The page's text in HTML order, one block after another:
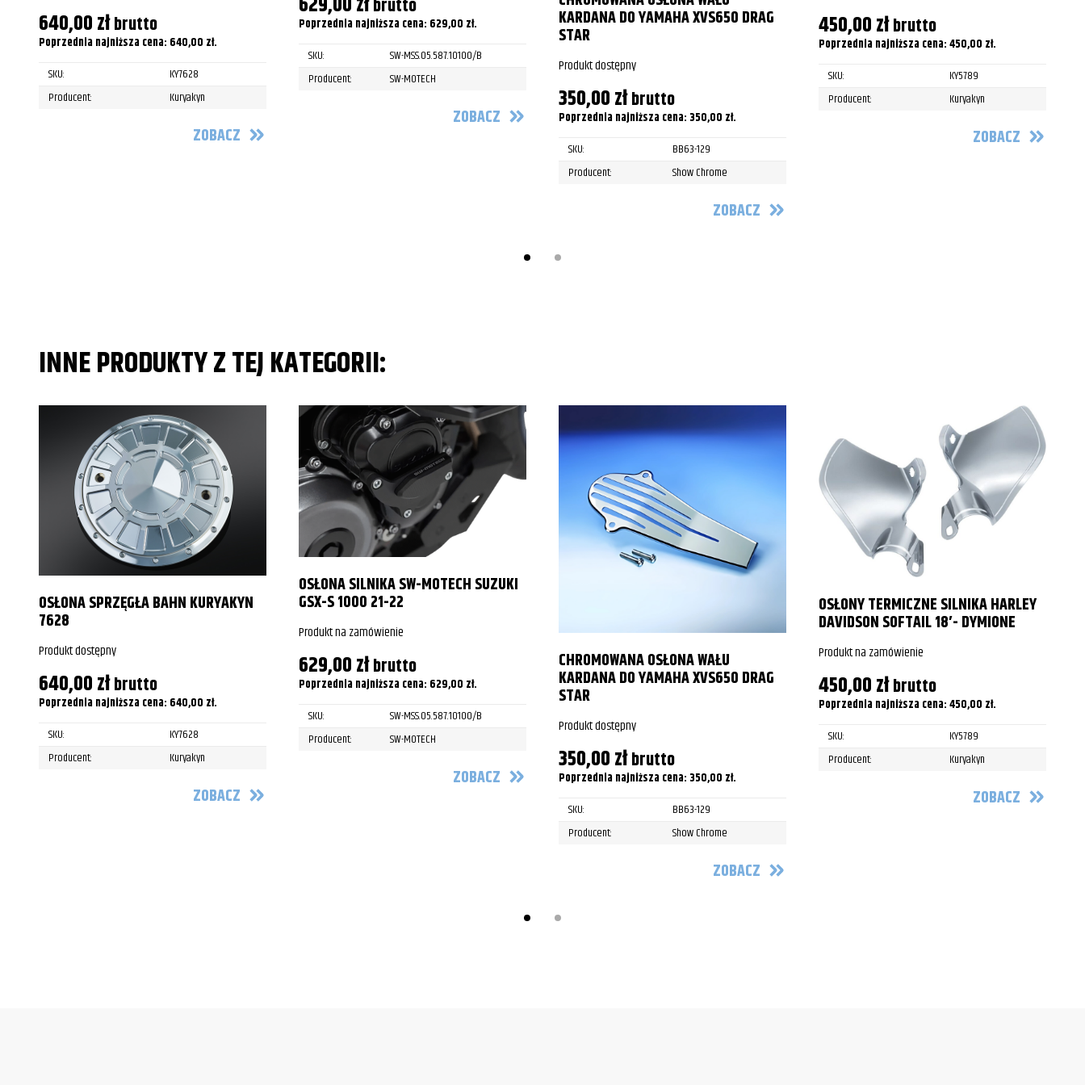
Harley-Davidson
FLTR/FLTRK/FLTRU/FLTRX/FLTRXS Road Glide
Harley-Davidson
2002
Harley-Davidson
FLTR/FLTRK/FLTRU/FLTRX/FLTRXS Road Glide
Harley-Davidson
FLTR/FLTRK/FLTRU/FLTRX/FLTRXS Road Glide
640,00złbrutto
Poprzednia najniższa cena: 640,00 zł.
SKU:
KY7628
Producent:
Kuryakyn
ZOBACZ
brutto
Poprzednia najniższa cena: 629,00 zł.
SKU:
SW-MSS.05.587.10100/B
Producent:
SW-MOTECH
ZOBACZ
KARDANA DO YAMAHA XVS650 DRAG
STAR
Produkt dostępny
350,00złbrutto
Poprzednia najniższa cena: 350,00 zł.
SKU:
BB63-129
Producent:
Show Chrome
ZOBACZ
450,00złbrutto
Poprzednia najniższa cena:450,00 zł.
SKU:
KY5789
Producent:
Kuryakyn
ZOBACZ
INNE PRODUKTY Z TEJ KATEGORII:
OSŁONA SPRZĘGŁA BAHN KURYAKYN
7628
Produkt dostępny
640,00złbrutto
Poprzednia najniższa cena: 640,00 zł.
SKU:
KY7628
Producent:
Kuryakyn
ZOBACZ
OSŁONA SILNIKA SW-MOTECH SUZUKI
GSX-S 1000 21-22
Produkt na zamówienie
629,00złbrutto
Poprzednia najniższa cena: 629,00 zł.
SKU:
SW-MSS.05.587.10100/B
Producent:
SW-MOTECH
ZOBACZ
CHROMOWANA OSŁONA WAŁU
KARDANA DO YAMAHA XVS650 DRAG
STAR
Produkt dostępny
350,00złbrutto
Poprzednia najniższa cena: 350,00 zł.
SKU:
BB63-129
Producent:
Show Chrome
ZOBACZ
OSŁONY TERMICZNE SILNIKA HARLEY
DAVIDSON SOFTAIL 18′- DYMIONE
Produkt na zamówienie
450,00złbrutto
Poprzednia najniższa cena:450,00 zł.
SKU:
KY5789
Producent:
Kuryakyn
ZOBACZ